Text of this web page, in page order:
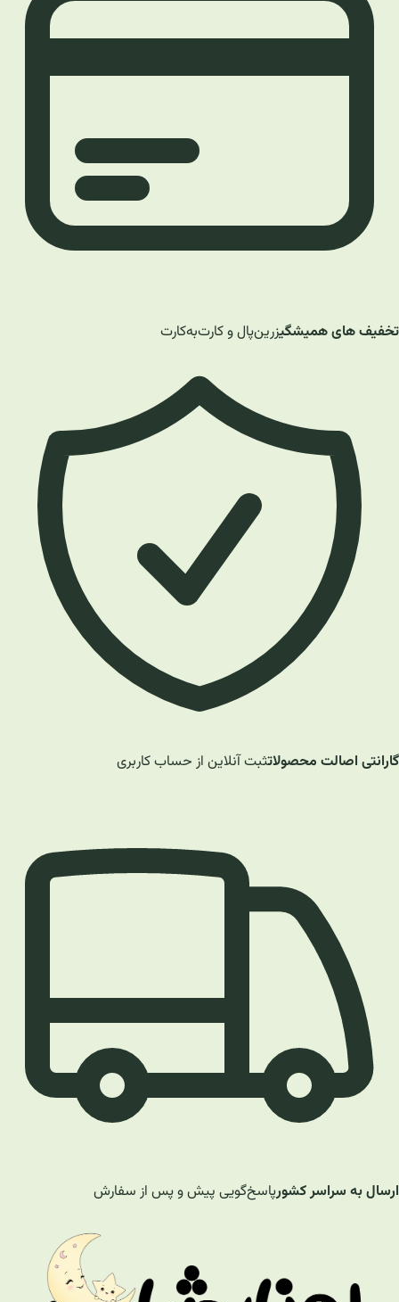
تخفیف های همیشگیزرین‌پال و کارت‌به‌کارت
گارانتی اصالت محصولاتثبت آنلاین از حساب کاربری
ارسال به سراسر کشورپاسخ‌گویی پیش و پس از سفارش